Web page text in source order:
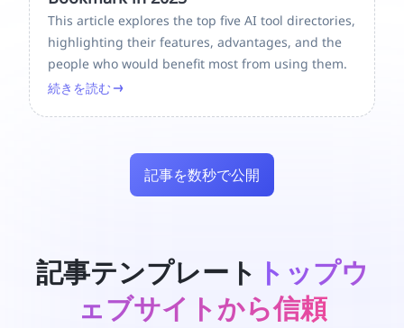
This article explores the top five AI tool directories,
highlighting their features, advantages, and the
people who would benefit most from using them.
続きを読む
記事を数秒で公開
記事テンプレート トップウ
ェブサイトから信頼